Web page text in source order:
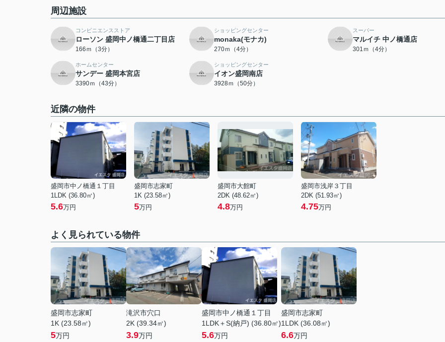
周辺施設
コンビニエンスストア
ローソン 盛岡中ノ橋通二丁目店
166ｍ（3分）
ショッピングセンター
monaka(モナカ)
270ｍ（4分）
スーパー
マルイチ 中ノ橋通店
301ｍ（4分）
ホームセンター
サンデー 盛岡本宮店
3390ｍ（43分）
ショッピングセンター
イオン盛岡南店
3928ｍ（50分）
近隣の物件
盛岡市中ノ橋通１丁目
1LDK (36.80㎡)
5.6万円
盛岡市志家町
1K (23.58㎡)
5万円
盛岡市大館町
2DK (48.62㎡)
4.8万円
盛岡市浅岸３丁目
2DK (51.93㎡)
4.75万円
よく見られている物件
盛岡市志家町
1K (23.58㎡)
5万円
滝沢市穴口
2K (39.34㎡)
3.9万円
盛岡市中ノ橋通１丁目
1LDK＋S(納戸) (36.80㎡)
5.6万円
盛岡市志家町
1LDK (36.08㎡)
6.6万円